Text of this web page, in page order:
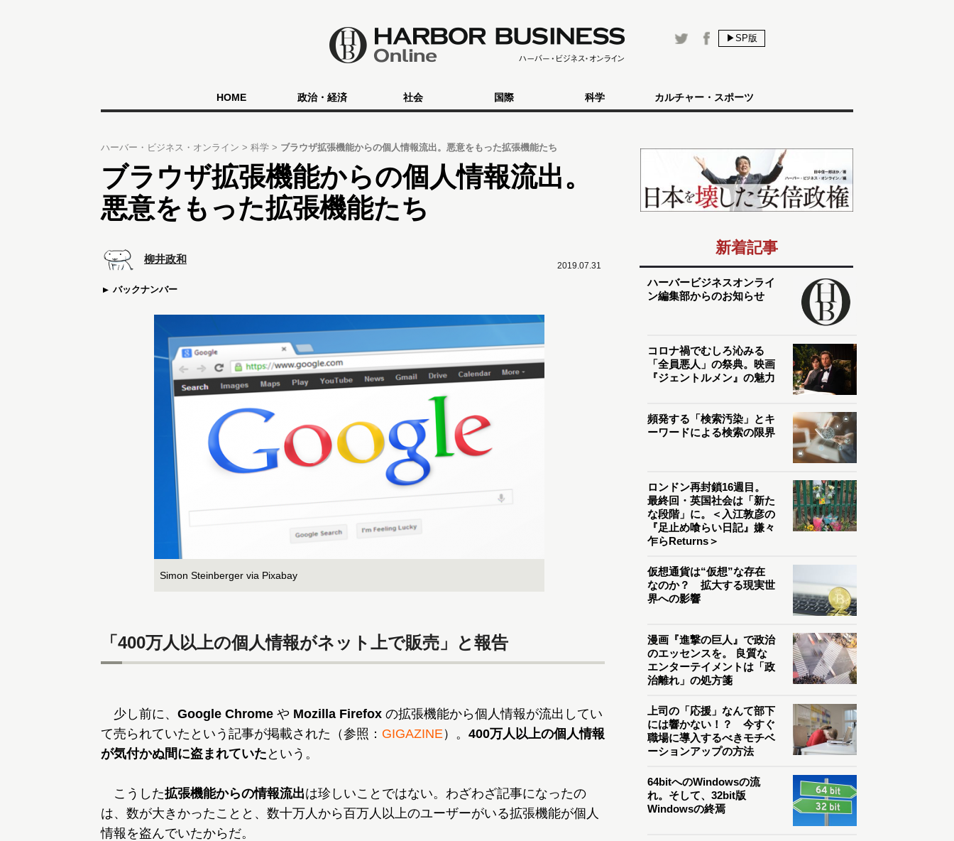
▶SP版
HOME 政治・経済 社会 国際 科学 カルチャー・スポーツ
ハーバー・ビジネス・オンライン 科学 ブラウザ拡張機能からの個人情報流出。悪意をもった拡張機能たち
ブラウザ拡張機能からの個人情報流出。
悪意をもった拡張機能たち
2019.07.31
柳井政和
バックナンバー
Simon Steinberger via Pixabay
「400万人以上の個人情報がネット上で販売」と報告
少し前に、 Google Chrome や Mozilla Firefox の拡張機能から個人情報が流出してい
て売られていたという記事が掲載された（参照： GIGAZINE）。 400万人以上の個人情報
が気付かぬ間に盗まれていた という。
こうした拡張機能からの情報流出は珍しいことではない。わざわざ記事になったの
は、数が大きかったことと、数十万人から百万人以上のユーザーがいる拡張機能が個人
情報を盗んでいたからだ。
新着記事
ハーバービジネスオンライ
ン編集部からのお知らせ
コロナ禍でむしろ沁みる
「全員悪人」の祭典。映画
『ジェントルメン』の魅力
頻発する「検索汚染」とキ
ーワードによる検索の限界
ロンドン再封鎖16週目。
最終回・英国社会は「新た
な段階」に。＜入江敦彦の
『足止め喰らい日記』嫌々
乍らReturns＞
仮想通貨は“仮想”な存在
なのか？ 拡大する現実世
界への影響
漫画『進撃の巨人』で政治
のエッセンスを。 良質な
エンターテイメントは「政
治離れ」の処方箋
上司の「応援」なんて部下
には響かない！？ 今すぐ
職場に導入するべきモチベ
ーションアップの方法
64bitへのWindowsの流
れ。そして、32bit版
Windowsの終焉